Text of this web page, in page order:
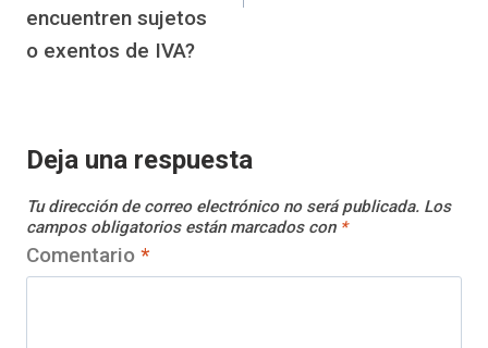
encuentren sujetos
o exentos de IVA?
Deja una respuesta
Tu dirección de correo electrónico no será publicada. Los
campos obligatorios están marcados con *
Comentario *